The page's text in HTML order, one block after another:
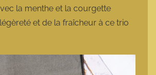
la menthe et la courgette
et de la fraîcheur à ce trio